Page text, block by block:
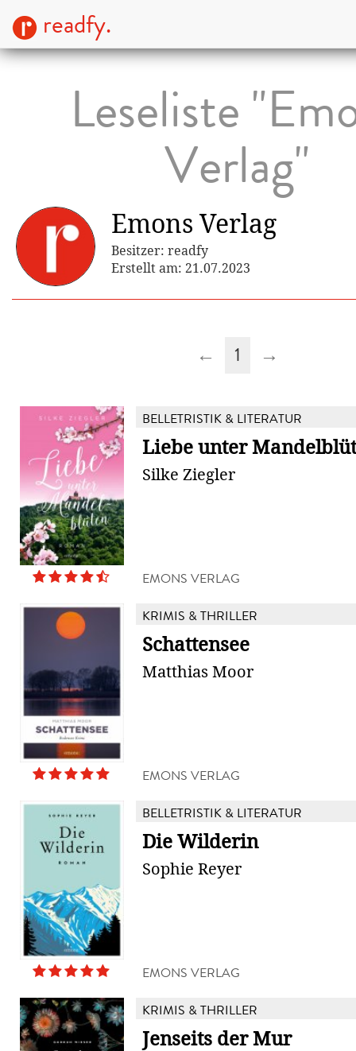
readfy.
Leseliste
Verlag"
Emons Verlag
Besitzer: readfy
Erstellt am: 21.07.2023
← 1 →
BELLETRISTIK & LITERATUR
Liebe unter
Silke Ziegler
EMONS VERLAG
KRIMIS & THRILLER
Schattensee
Matthias Moor
EMONS VERLAG
BELLETRISTIK & LITERATUR
Die Wilderin
Sophie Reyer
EMONS VERLAG
KRIMIS & THRILLER
Jenseits der Mur